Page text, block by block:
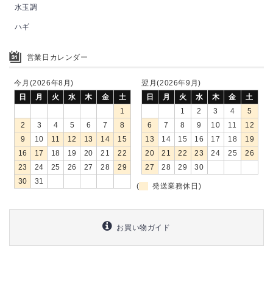
水玉調
ハギ
営業日カレンダー
今月(2026年8月)
日
月 火 水 木 金
土
1
2
3 4 5 6 7
8
9
10 11 12 13 14
15
16
17 18 19 20 21
22
23
24 25 26 27 28
29
30
31
翌月(2026年9月)
日
月 火 水 木 金
土
1
2 3 4
5
6
7 8 9 10 11
12
13
14 15 16 17 18
19
20
21 22 23 24 25
26
27
28 29 30
( 発送業務休日)
お買い物ガイド